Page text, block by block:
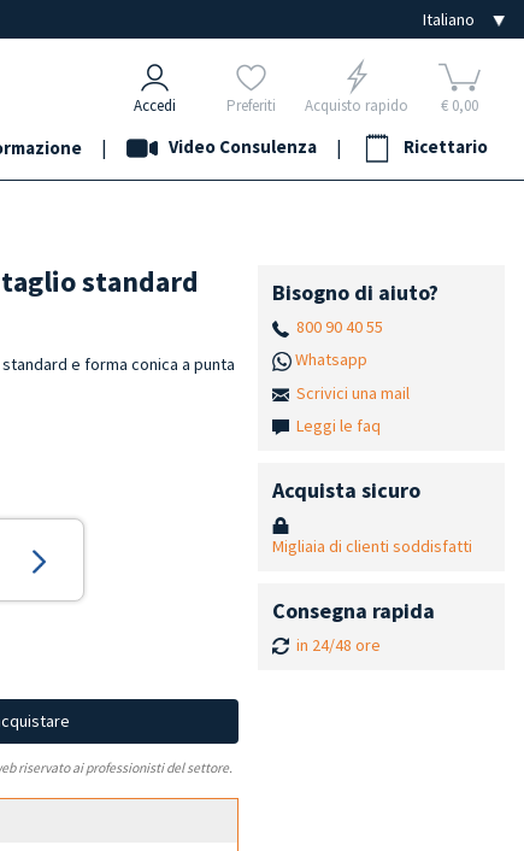
Accedi Preferiti Acquisto rapido € 0,00
| Video Consulenza | Ricettario
standard
e forma conica a punta
riservato ai professionisti del settore.
Bisogno di aiuto?
800 90 40 55
Whatsapp
Scrivici una mail
Leggi le faq
Acquista sicuro
Migliaia di clienti soddisfatti
Consegna rapida
in 24/48 ore